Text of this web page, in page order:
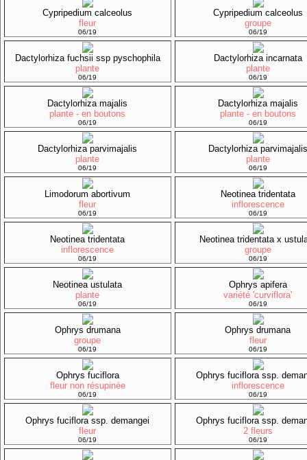
Cypripedium calceolus
fleur
06/19
Cypripedium calceolus
groupe
06/19
Dactylorhiza fuchsii ssp pyschophila
plante
06/19
Dactylorhiza incarnata
plante
06/19
Dactylorhiza majalis
plante - en boutons
06/19
Dactylorhiza majalis
plante - en boutons
06/19
Dactylorhiza parvimajalis
plante
06/19
Dactylorhiza parvimajalis
plante
06/19
Limodorum abortivum
fleur
06/19
Neotinea tridentata
inflorescence
06/19
Neotinea tridentata
inflorescence
06/19
Neotinea tridentata x
groupe
06/19
Neotinea ustulata
plante
06/19
Ophrys apifera
variété 'curviflora'
06/19
Ophrys drumana
groupe
06/19
Ophrys drumana
fleur
06/19
Ophrys fuciflora
fleur non résupinée
06/19
Ophrys fuciflora ssp.
inflorescence
06/19
Ophrys fuciflora ssp. demangei
fleur
06/19
Ophrys fuciflora ssp.
2 fleurs
06/19